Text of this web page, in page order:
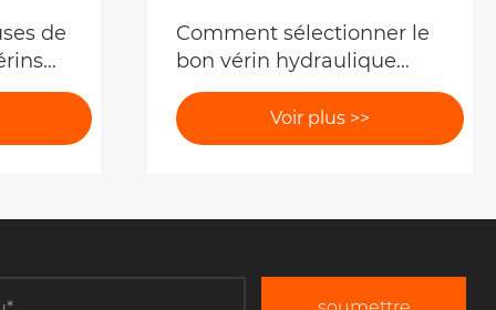
de
Comment sélectionner le
bon vérin hydraulique
pour les applications
haute pression ?
Voir plus >>